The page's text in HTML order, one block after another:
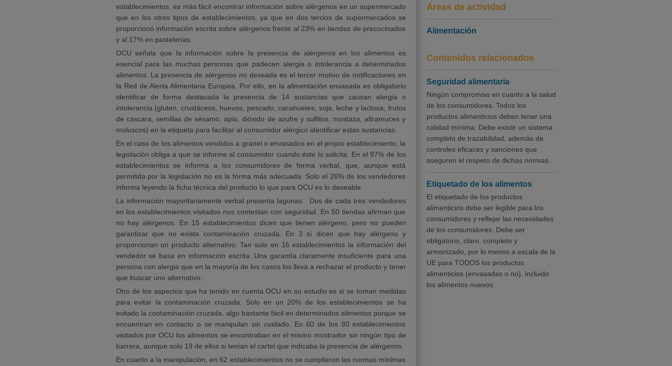
establecimientos, es más fácil encontrar información sobre alérgenos en un supermercado
que en los otros tipos de establecimientos, ya que en dos tercios de supermercados se
proporcionó información escrita sobre alérgenos frente al 23% en tiendas de precocinados
y al 17% en pastelerías.
OCU señala que la información sobre la presencia de alérgenos en los alimentos es
esencial para las muchas personas que padecen alergia o intolerancia a determinados
alimentos. La presencia de alérgenos no deseada es el tercer motivo de notificaciones en
la Red de Alerta Alimentaria Europea. Por ello, en la alimentación envasada es obligatorio
identificar de forma destacada la presencia de 14 sustancias que causan alergia o
intolerancia (gluten, crustáceos, huevos, pescado, cacahuetes, soja, leche y lactosa, frutos
de cáscara, semillas de sésamo, apio, dióxido de azufre y sulfitos, mostaza, altramuces y
moluscos) en la etiqueta para facilitar al consumidor alérgico identificar estas sustancias.
En el caso de los alimentos vendidos a granel o envasados en el propio establecimiento, la
legislación obliga a que se informe al consumidor cuando éste lo solicita. En el 97% de los
establecimientos se informa a los consumidores de forma verbal, que, aunque está
permitida por la legislación no es la forma más adecuada. Solo el 26% de los vendedores
informa leyendo la ficha técnica del producto lo que para OCU es lo deseable.
La información mayoritariamente verbal presenta lagunas. Dos de cada tres vendedores
en los establecimientos visitados nos contestan con seguridad. En 50 tiendas afirman que
no hay alérgenos. En 15 establecimientos dicen que tienen alérgeno, pero no pueden
garantizar que no exista contaminación cruzada. En 3 sí dicen que hay alérgeno y
proporcionan un producto alternativo. Tan solo en 16 establecimientos la información del
vendedor se basa en información escrita. Una garantía claramente insuficiente para una
persona con alergia que en la mayoría de los casos los lleva a rechazar el producto y tener
que buscar uno alternativo.
Otro de los aspectos que ha tenido en cuenta OCU en su estudio es si se toman medidas
para evitar la contaminación cruzada. Solo en un 20% de los establecimientos se ha
evitado la contaminación cruzada, algo bastante fácil en determinados alimentos porque se
encuentran en contacto o se manipulan sin cuidado. En 60 de los 80 establecimientos
visitados por OCU los alimentos se encontraban en el mismo mostrador sin ningún tipo de
barrera, aunque solo 19 de ellos si tenían el cartel que indicaba la presencia de alérgenos.
En cuanto a la manipulación, en 62 establecimientos no se cumplieron las normas mínimas
Áreas de actividad
Alimentación
Contenidos relacionados
Seguridad alimentaria
Ningún compromiso en cuanto a la salud
de los consumidores. Todos los
productos alimenticios deben tener una
calidad mínima. Debe existir un sistema
completo de trazabilidad, además de
controles eficaces y sanciones que
aseguren el respeto de dichas normas.
Etiquetado de los alimentos
El etiquetado de los productos
alimenticios debe ser legible para los
consumidores y reflejar las necesidades
de los consumidores. Debe ser
obligatorio, claro, completo y
armonizado, por lo menos a escala de la
UE para TODOS los productos
alimenticios (envasadas o no), incluido
los alimentos nuevos.